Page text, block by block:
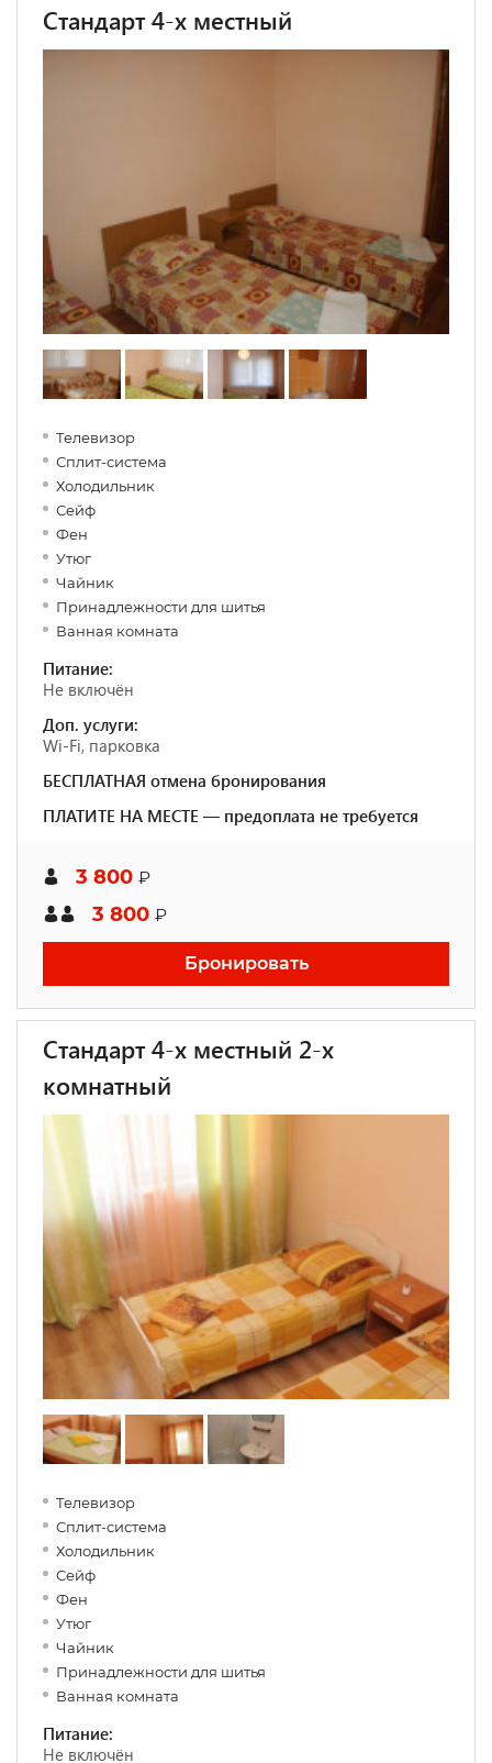
Стандарт 4-х местный
Телевизор
Сплит-система
Холодильник
Сейф
Фен
Утюг
Чайник
Принадлежности для шитья
Ванная комната
Питание:
Не включён
Доп. услуги:
Wi-Fi, парковка
БЕСПЛАТНАЯ отмена бронирования
ПЛАТИТЕ НА МЕСТЕ — предоплата не требуется
3 800 ₽
3 800 ₽
Бронировать
Стандарт 4-х местный 2-х
комнатный
Телевизор
Сплит-система
Холодильник
Сейф
Фен
Утюг
Чайник
Принадлежности для шитья
Ванная комната
Питание:
Не включён